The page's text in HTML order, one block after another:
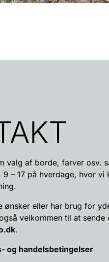
valg af borde, farver osv.
9 – 17 på hverdage, hvor
ønsker eller har brug for
velkommen til at sende
.
og handelsbetingelser